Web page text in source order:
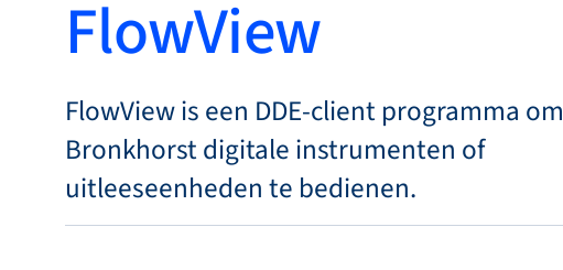
Bronkhorst
FlowView
FlowView is een DDE-client programma om
Bronkhorst digitale instrumenten of
uitleeseenheden te bedienen.